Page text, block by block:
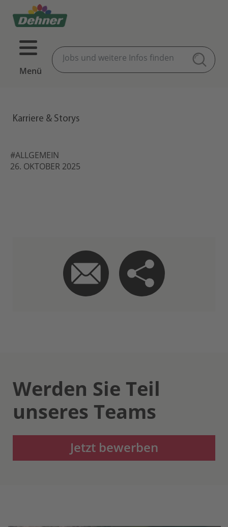
Menü
Karriere & Storys
#ALLGEMEIN
26. OKTOBER 2025
Werden Sie Teil
unseres Teams
Jetzt bewerben